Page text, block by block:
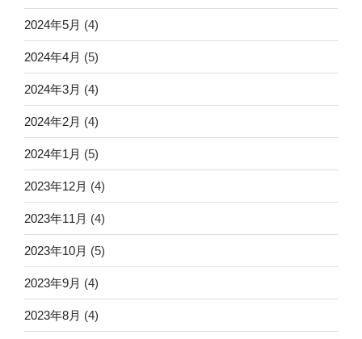
2024年5月 (4)
2024年4月 (5)
2024年3月 (4)
2024年2月 (4)
2024年1月 (5)
2023年12月 (4)
2023年11月 (4)
2023年10月 (5)
2023年9月 (4)
2023年8月 (4)